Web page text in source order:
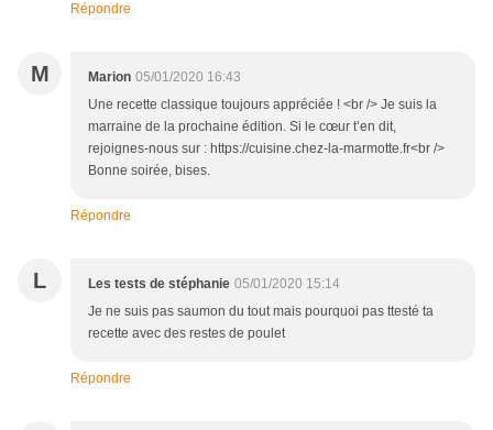
Répondre
M Marion 05/01/2020 16:43
Une recette classique toujours appréciée ! <br /> Je suis la
marraine de la prochaine édition. Si le cœur t’en dit,
rejoignes-nous sur : https://cuisine.chez-la-marmotte.fr<br />
Bonne soirée, bises.
Répondre
L Les tests de stéphanie 05/01/2020 15:14
Je ne suis pas saumon du tout mais pourquoi pas ttesté ta
recette avec des restes de poulet
Répondre